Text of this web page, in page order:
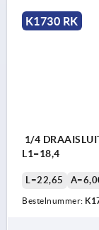
K1730 RK
1/4
L1=18,4
L=22,65
Bestelnummer: